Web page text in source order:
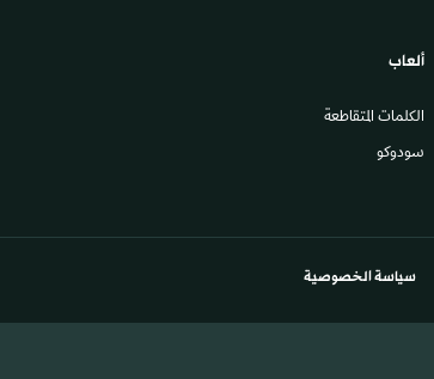
ألعاب
الكلمات المتقاطعة
سودوكو
سياسة الخصوصية